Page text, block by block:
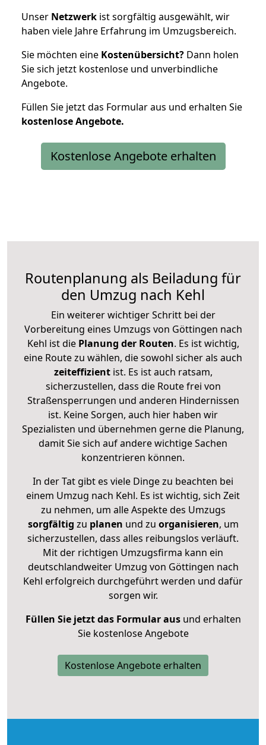
Unser Netzwerk ist sorgfältig ausgewählt, wir
haben viele Jahre Erfahrung im Umzugsbereich.
Sie möchten eine Kostenübersicht? Dann holen
Sie sich jetzt kostenlose und unverbindliche
Angebote.
Füllen Sie jetzt das Formular aus und erhalten Sie
kostenloseAngebote.
Kostenlose Angebote erhalten
Routenplanung als Beiladung für
den Umzug nach Kehl
Ein weiterer wichtiger Schritt bei der
Vorbereitung eines Umzugs von Göttingen nach
Kehl ist diePlanung der Routen. Es ist wichtig,
eine Route zu wählen, die sowohl sicher als auch
zeiteffizientist. Es ist auch ratsam,
sicherzustellen, dass die Route frei von
Straßensperrungen und anderen Hindernissen
ist. Keine Sorgen, auch hier haben wir
Spezialisten und übernehmen gerne die Planung,
damit Sie sich auf andere wichtige Sachen
konzentrieren können.
In der Tat gibt es viele Dinge zu beachten bei
einem Umzug nach Kehl. Es ist wichtig, sich Zeit
zu nehmen, um alle Aspekte des Umzugs
sorgfältig zu planen und zu organisieren, um
sicherzustellen, dass alles reibungslos verläuft.
Mit der richtigen Umzugsfirma kann ein
deutschlandweiter Umzug von Göttingen nach
Kehl erfolgreich durchgeführt werden und dafür
sorgen wir.
Füllen Sie jetzt das Formular ausund erhalten
Sie kostenlose Angebote
Kostenlose Angebote erhalten